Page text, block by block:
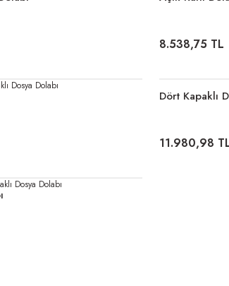
8.538,75 TL
Dört Kapaklı
11.980,98